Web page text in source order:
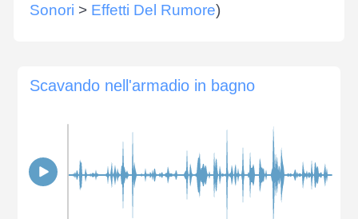
Sonori > Effetti Del Rumore)
Scavando nell'armadio in bagno